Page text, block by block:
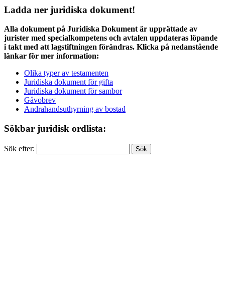
Ladda ner juridiska dokument!
Alla dokument på Juridiska Dokument är upprättade av
jurister med specialkompetens och avtalen uppdateras löpande
i takt med att lagstiftningen förändras. Klicka på nedanstående
länkar för mer information:
Olika typer av testamenten
Juridiska dokument för gifta
Juridiska dokument för sambor
Gåvobrev
Andrahandsuthyrning av bostad
Sökbar juridisk ordlista:
Sök efter: